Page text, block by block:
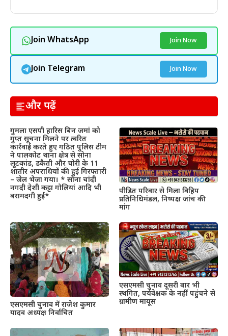
Join WhatsApp Join Now
Join Telegram Join Now
और पढ़ें
गुमला एसपी हारिस बिन जमां को
गुप्त सूचना मिलने पर त्वरित
कार्रवाई करते हुए गठित पुलिस टीम
ने पालकोट थाना क्षेत्र से सोना
लूटकांड, डकैती और चोरी के 11
शातीर अपराधियों की हुई गिरफ्तारी
– जेल भेजा गया। * सोना चांदी
नगदी देशी कट्टा गोलियां आदि भी
बरामदगी हुई*
पीड़ित परिवार से मिला विहिप
प्रतिनिधिमंडल, निष्पक्ष जांच की
मांग
एसएमसी चुनाव में राजेश कुमार
यादव अध्यक्ष निर्वाचित
एसएमसी चुनाव दूसरी बार भी
स्थगित, पर्यवेक्षक के नहीं पहुंचने से
ग्रामीण मायूस